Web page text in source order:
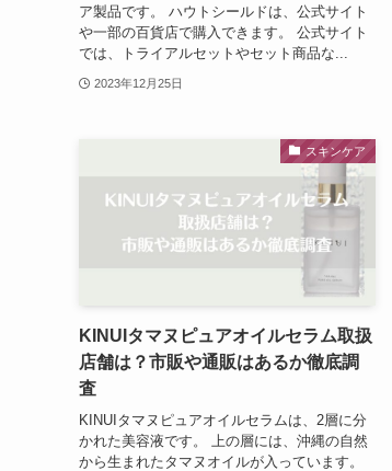
ア製品です。 ハウトシールドは、公式サイト
や一部の百貨店で購入できます。 公式サイト
では、トライアルセットやセット商品な...
2023年12月25日
スキンケア
KINUIタマヌピュアオイルセラム取扱
店舗は？市販や通販はあるか徹底調
査
KINUIタマヌピュアオイルセラムは、2層に分
かれた美容液です。 上の層には、沖縄の自然
から生まれたタマヌオイルが入っています。